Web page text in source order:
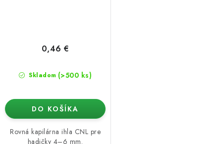
Skladom (>500 ks)
0,46 €
DO KOŠÍKA
Rovná kapilárna ihla CNL pre
hadičky 4–6 mm.